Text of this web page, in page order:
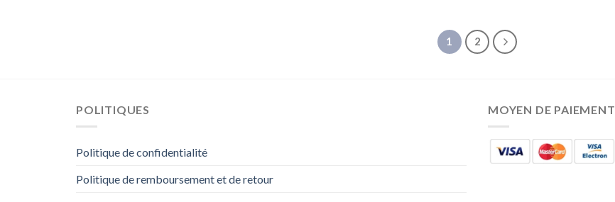
1 2
POLITIQUES
Politique de confidentialité
Politique de remboursement et de retour
MOYEN DE PAIEMENT